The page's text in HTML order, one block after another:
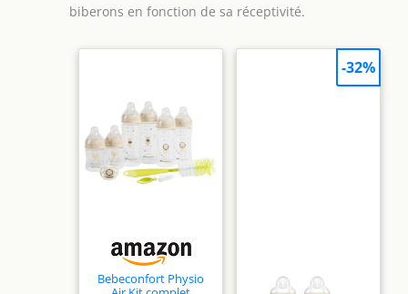
biberons en fonction de sa réceptivité.
Bebeconfort Physio
-32%